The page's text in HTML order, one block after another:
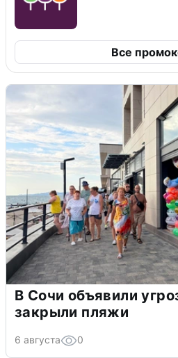
Все
В Сочи объявили
закрыли пляжи
6 августа 0